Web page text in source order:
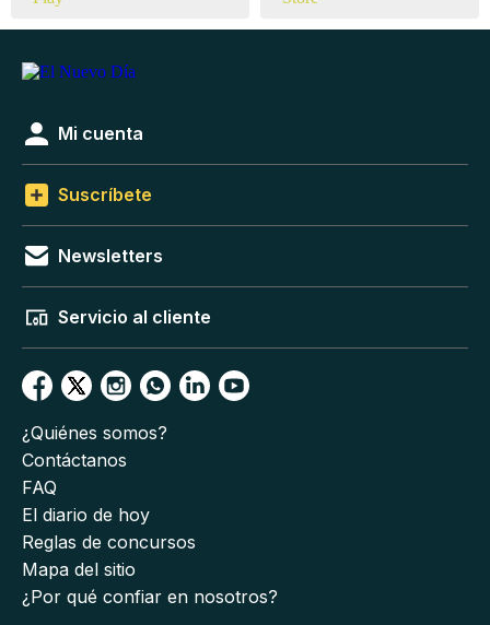
Mi cuenta
Suscríbete
Newsletters
Servicio al cliente
¿Quiénes somos?
Contáctanos
FAQ
El diario de hoy
Reglas de concursos
Mapa del sitio
¿Por qué confiar en nosotros?